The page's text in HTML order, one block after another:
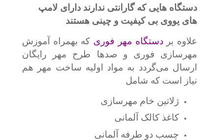
دستگاه هایی که گارانتی ندارند دارای لامپ
های یووی بی کیفیت و چینی هستند
علاوه بردستگاه مهر فوری که بهمراه آموزش
مهرسازی فوری و صدها طرح مهر رایگان
ارسال می‌گردد به مواد اولیه ساخت مهر هم
نیاز است که شامل
ژلاتین خام مهرسازی
کاغذ کالک آلمانی
چسب دو طرفه آلمانی